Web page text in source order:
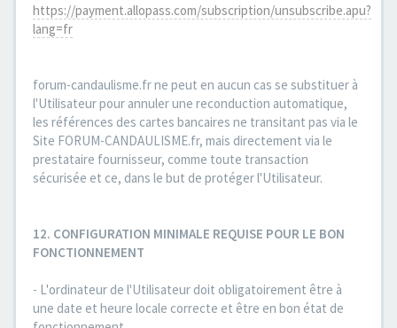
https://payment.allopass.com/subscription/unsubscribe.apu?
lang=fr
forum-candaulisme.fr ne peut en aucun cas se substituer à
l'Utilisateur pour annuler une reconduction automatique,
les références des cartes bancaires ne transitant pas via le
Site FORUM-CANDAULISME.fr, mais directement via le
prestataire fournisseur, comme toute transaction
sécurisée et ce, dans le but de protéger l'Utilisateur.
12. CONFIGURATION MINIMALE REQUISE POUR LE BON
FONCTIONNEMENT
- L'ordinateur de l'Utilisateur doit obligatoirement être à
une date et heure locale correcte et être en bon état de